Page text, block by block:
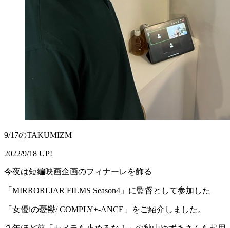
9/17のTAKUMIZM
2022/9/18 UP!
今夜は短編映画企画のフィナーレを飾る
「MIRRORLIAR FILMS Season4」に監督として参加した
「女優iの憂鬱/ COMPLY+-ANCE」をご紹介しました。